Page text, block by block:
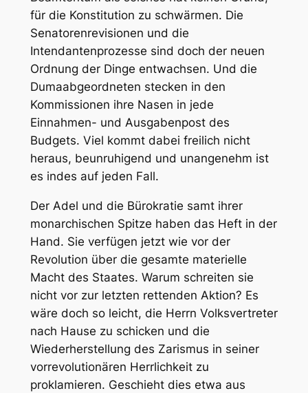
für die Konstitution zu schwärmen. Die
Senatorenrevisionen und die
Intendantenprozesse sind doch der neuen
Ordnung der Dinge entwachsen. Und die
Dumaabgeordneten stecken in den
Kommissionen ihre Nasen in jede
Einnahmen- und Ausgabenpost des
Budgets. Viel kommt dabei freilich nicht
heraus, beunruhigend und unangenehm ist
es indes auf jeden Fall.
Der Adel und die Bürokratie samt ihrer
monarchischen Spitze haben das Heft in der
Hand. Sie verfügen jetzt wie vor der
Revolution über die gesamte materielle
Macht des Staates. Warum schreiten sie
nicht vor zur letzten rettenden Aktion? Es
wäre doch so leicht, die Herrn Volksvertreter
nach Hause zu schicken und die
Wiederherstellung des Zarismus in seiner
vorrevolutionären Herrlichkeit zu
proklamieren. Geschieht dies etwa aus